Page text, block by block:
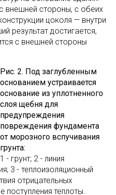
стороны, с обеих
цоколя — внутри
результат достигается,
с внешней стороны
Рис. 2. Под заглубленным
основанием устраивается
основание из уплотненного
слоя щебня для
предупреждения
повреждения фундамента
от морозного вспучивания
грунта:
1 - грунт; 2 - линия
3 - теплоизоляционный
отрицательных
поступления теплоты.